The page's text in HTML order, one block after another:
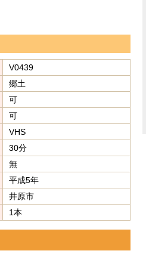
V0439
郷土
可
可
VHS
30分
無
平成5年
井原市
1本